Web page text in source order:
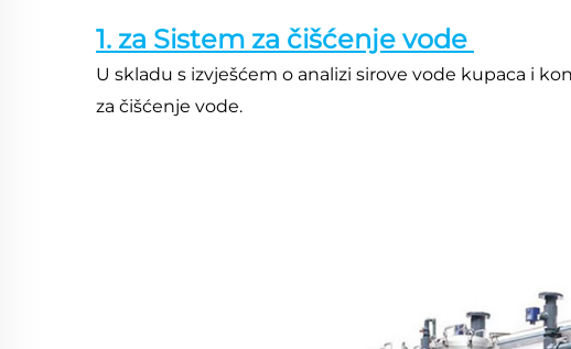
1. za Sistem za čišćenje vode
U skladu s izvješćem o analizi sirove vode kupaca i
za čišćenje vode.